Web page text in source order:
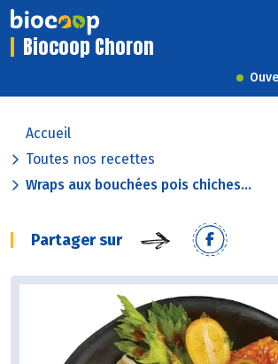
Biocoop Choron
Accueil
Toutes nos recettes
Wraps aux bouchées pois chiches...
Partager sur